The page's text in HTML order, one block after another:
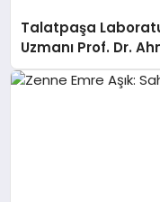
Talatpaşa
Uzmanı Prof. Dr.